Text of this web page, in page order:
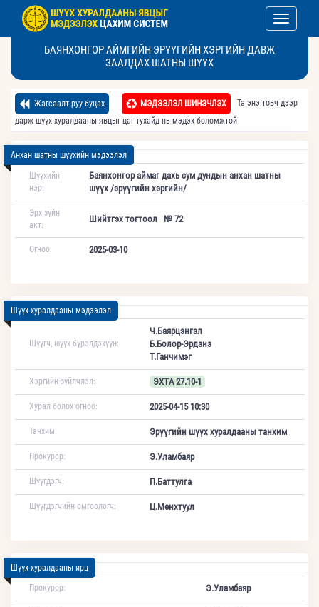
Toggle
БАЯНХОНГОР АЙМГИЙН ЭРҮҮГИЙН ХЭРГИЙН ДАВЖ
ЗААЛДАХ ШАТНЫ ШҮҮХ
Жагсаалт руу буцах МЭДЭЭЛЭЛ ШИНЭЧЛЭХ
Та энэ товч дээр
дарж шүүх хуралдааны явцыг цаг тухайд нь мэдэх боломжтой
Анхан шатны шүүхийн мэдээлэл
Шүүхийн
нэр:
Баянхонгор аймаг дахь сум дундын анхан шатны
шүүх /эрүүгийн хэргийн/
Эрх зүйн
акт:
Шийтгэх тогтоол № 72
Огноо: 2025-03-10
Шүүх хуралдааны мэдээлэл
Шүүгч, шүүх бүрэлдэхүүн:
Ч.Баярцэнгэл
Б.Болор-Эрдэнэ
Т.Ганчимэг
Хэргийн зүйлчлэл: ЭХТА 27.10-1
Хурал болох огноо: 2025-04-15 10:30
Танхим: Эрүүгийн шүүх хуралдааны танхим
Прокурор: Э.Уламбаяр
Шүүгдэгч: П.Баттулга
Шүүгдэгчийн өмгөөлөгч: Ц.Мөнхтуул
Шүүх хуралдааны ирц
Прокурор:
Э.Уламбаяр